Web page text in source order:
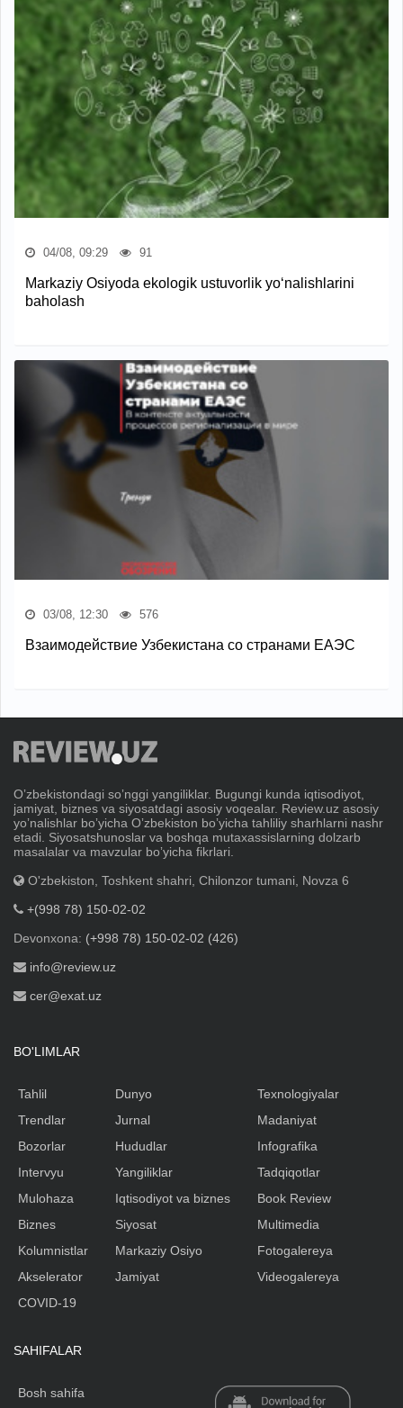
04/08, 09:29 91
Markaziy Osiyoda ekologik ustuvorlik yo‘nalishlarini
baholash
03/08, 12:30 576
Взаимодействие Узбекистана со странами ЕАЭС
Oʼzbekistondagi soʼnggi yangiliklar. Bugungi kunda iqtisodiyot,
jamiyat, biznes va siyosatdagi asosiy voqealar. Review.uz asosiy
yoʼnalishlar boʼyicha Oʼzbekiston boʼyicha tahliliy sharhlarni nashr
etadi. Siyosatshunoslar va boshqa mutaxassislarning dolzarb
masalalar va mavzular boʼyicha fikrlari.
O'zbekiston, Toshkent shahri, Chilonzor tumani, Novza 6
+(998 78) 150-02-02
Devonxona: (+998 78) 150-02-02 (426)
info@review.uz
cer@exat.uz
BO'LIMLAR
Tahlil
Trendlar
Bozorlar
Intervyu
Mulohaza
Biznes
Kolumnistlar
Akselerator
Dunyo
Jurnal
Hududlar
Yangiliklar
Iqtisodiyot va biznes
Siyosat
Markaziy Osiyo
Jamiyat
Texnologiyalar
Madaniyat
Infografika
Tadqiqotlar
Book Review
Multimedia
Fotogalereya
Videogalereya
COVID-19
SAHIFALAR
Bosh sahifa